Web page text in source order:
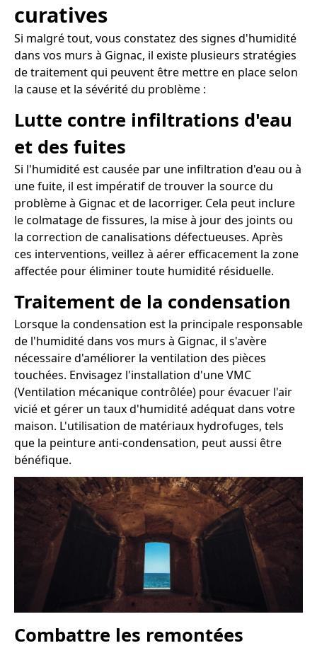
curatives
Si malgré tout, vous constatez des signes d'humidité
dans vos murs à Gignac, il existe plusieurs stratégies
de traitement qui peuvent être mettre en place selon
la cause et la sévérité du problème :
Lutte contre infiltrations d'eau
et des fuites
Si l'humidité est causée par une infiltration d'eau ou à
une fuite, il est impératif de trouver la source du
problème à Gignac et de lacorriger. Cela peut inclure
le colmatage de fissures, la mise à jour des joints ou
la correction de canalisations défectueuses. Après
ces interventions, veillez à aérer efficacement la zone
affectée pour éliminer toute humidité résiduelle.
Traitement de la condensation
Lorsque la condensation est la principale responsable
de l'humidité dans vos murs à Gignac, il s'avère
nécessaire d'améliorer la ventilation des pièces
touchées. Envisagez l'installation d'une VMC
(Ventilation mécanique contrôlée) pour évacuer l'air
vicié et gérer un taux d'humidité adéquat dans votre
maison. L'utilisation de matériaux hydrofuges, tels
que la peinture anti-condensation, peut aussi être
bénéfique.
Combattre les remontées